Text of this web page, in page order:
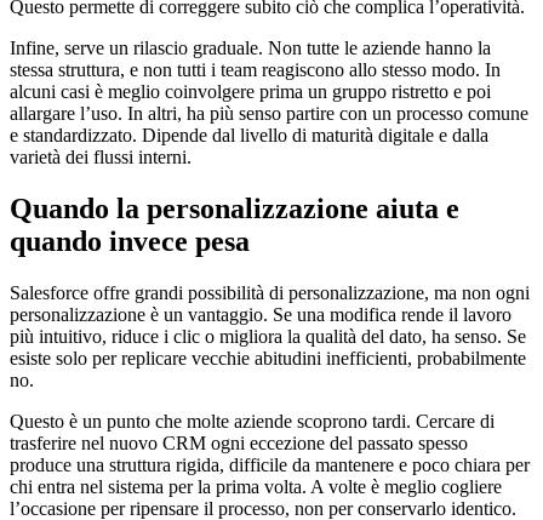
Questo permette di correggere subito ciò che complica l’operatività.
Infine, serve un rilascio graduale. Non tutte le aziende hanno la
stessa struttura, e non tutti i team reagiscono allo stesso modo. In
alcuni casi è meglio coinvolgere prima un gruppo ristretto e poi
allargare l’uso. In altri, ha più senso partire con un processo comune
e standardizzato. Dipende dal livello di maturità digitale e dalla
varietà dei flussi interni.
Quando la personalizzazione aiuta e
quando invece pesa
Salesforce offre grandi possibilità di personalizzazione, ma non ogni
personalizzazione è un vantaggio. Se una modifica rende il lavoro
più intuitivo, riduce i clic o migliora la qualità del dato, ha senso. Se
esiste solo per replicare vecchie abitudini inefficienti, probabilmente
no.
Questo è un punto che molte aziende scoprono tardi. Cercare di
trasferire nel nuovo CRM ogni eccezione del passato spesso
produce una struttura rigida, difficile da mantenere e poco chiara per
chi entra nel sistema per la prima volta. A volte è meglio cogliere
l’occasione per ripensare il processo, non per conservarlo identico.